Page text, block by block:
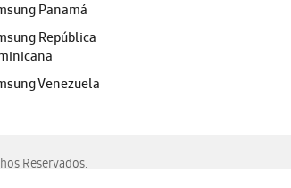
Panamá
República
Venezuela
Reservados.